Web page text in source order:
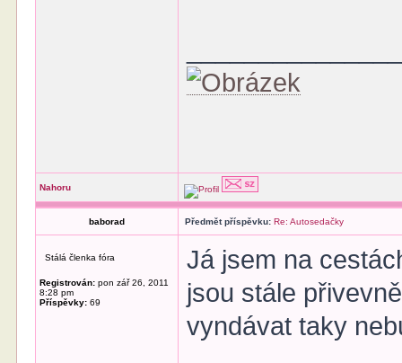
Nahoru
baborad Předmět příspěvku: Re: Autosedačky
Stálá členka fóra
Registrován: pon zář 26, 2011
8:28 pm
Příspěvky: 69
Já jsem na
jsou stále
vyndávat taky